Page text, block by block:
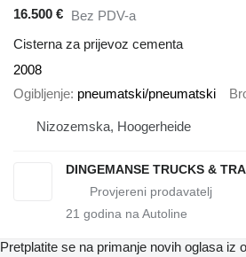
16.500 € Bez PDV-a
Cisterna za prijevoz cementa
2008
Ogibljenje pneumatski/pneumatski
Nizozemska, Hoogerheide
DINGEMANSE TRUCKS &
21 godina na Autoline
Pretplatite se na primanje novih oglasa iz